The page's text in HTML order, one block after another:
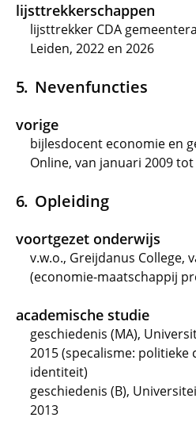
lijsttrekkerschappen
lijsttrekker CDA
Leiden, 2022 en 2026
Nevenfuncties
vorige
bijlesdocent economie en
Online, van januari 2009
Opleiding
voortgezet onderwijs
v.w.o., Greijdanus College,
(economie-maatschappij
academische studie
geschiedenis (MA),
2015 (specalisme:
identiteit)
geschiedenis (B),
2013